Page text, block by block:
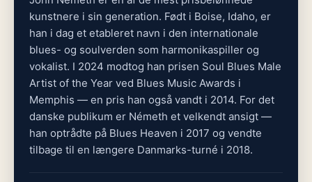
kunstnere i sin generation. Født i Boise, Idaho, er
han i dag et etableret navn i den internationale
blues- og soulverden som harmonikaspiller og
vokalist. I 2024 modtog han prisen Soul Blues Male
Artist of the Year ved Blues Music Awards i
Memphis — en pris han også vandt i 2014. For det
danske publikum er Németh et velkendt ansigt —
han optrådte på Blues Heaven i 2017 og vendte
tilbage til en længere Danmarks-turné i 2018.